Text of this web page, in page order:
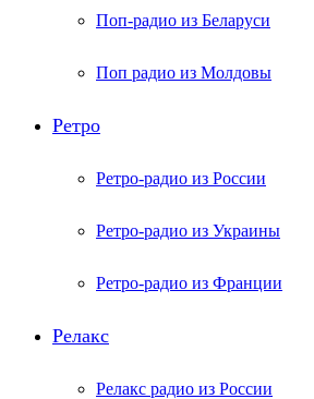
Поп-радио из Беларуси
Поп радио из Молдовы
Ретро
Ретро-радио из России
Ретро-радио из Украины
Ретро-радио из Франции
Релакс
Релакс радио из России